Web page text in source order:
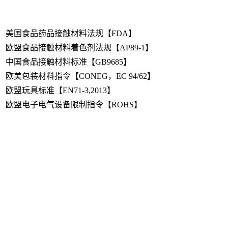
美国食品药品接触材料法规【FDA】
欧盟食品接触材料着色剂法规【AP89-1】
中国食品接触材料标准【GB9685】
欧美包装材料指令【CONEG，EC 94/62】
欧盟玩具标准【EN71-3,2013】
欧盟电子电气设备限制指令【ROHS】